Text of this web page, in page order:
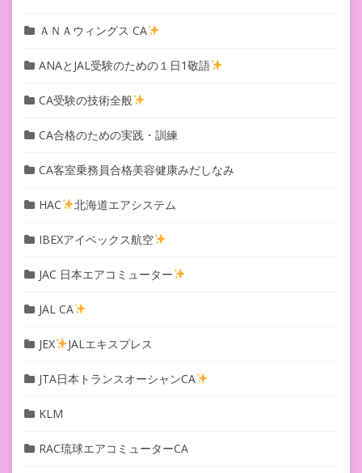
ＡＮＡウィングス CA
ANAとJAL受験のための１日1敬語
CA受験の技術全般
CA合格のための実践・訓練
CA客室乗務員合格美容健康みだしなみ
HAC 北海道エアシステム
IBEXアイベックス航空
JAC 日本エアコミューター
JAL CA
JEX JALエキスプレス
JTA日本トランスオーシャンCA
KLM
RAC琉球エアコミューターCA